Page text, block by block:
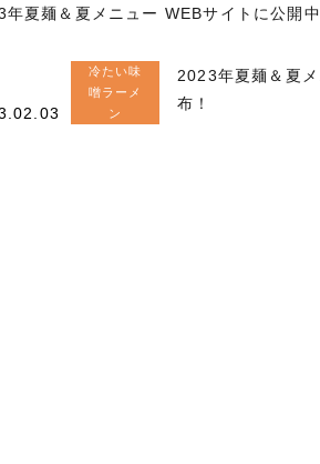
年夏麺＆夏メニュー WEBサイトに公開
冷たい味
噌ラーメ
ン
2023年夏麺＆夏
布！